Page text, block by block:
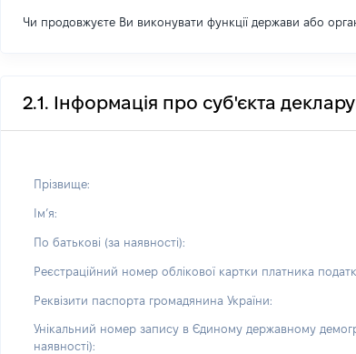
Чи продовжуєте Ви виконувати функції держави або
2.1. Інформація про суб'єкта
Прізвище:
Імʼя:
По батькові (за наявності):
Реєстраційний номер облікової картки платника
Реквізити паспорта громадянина України:
Унікальний номер запису в Єдиному державному
наявності):